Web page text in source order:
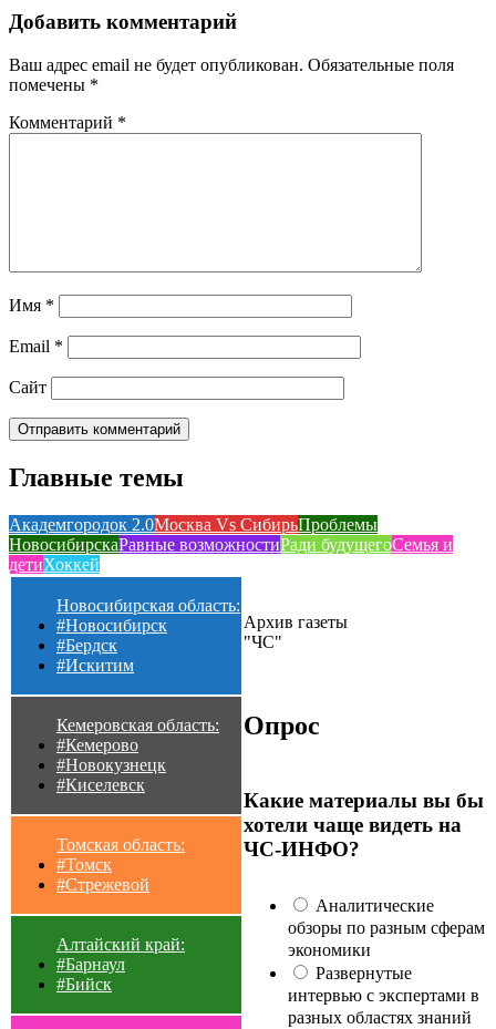
Добавить комментарий
Ваш адрес email не будет опубликован. Обязательные поля
помечены *
Комментарий *
Имя *
Email *
Сайт
Главные темы
Академгородок 2.0Москва Vs СибирьПроблемы
НовосибирскаРавные возможностиРади будущегоСемья и
детиХоккей
Новосибирская область:
#Новосибирск
#Бердск
#Искитим
Кемеровская область:
#Кемерово
#Новокузнецк
#Киселевск
Томская область:
#Томск
#Стрежевой
Алтайский край:
#Барнаул
#Бийск
Архив газеты
"ЧС"
Опрос
Какие материалы вы бы
хотели чаще видеть на
ЧС-ИНФО?
Аналитические
обзоры по разным сферам
экономики
Развернутые
интервью с экспертами в
разных областях знаний